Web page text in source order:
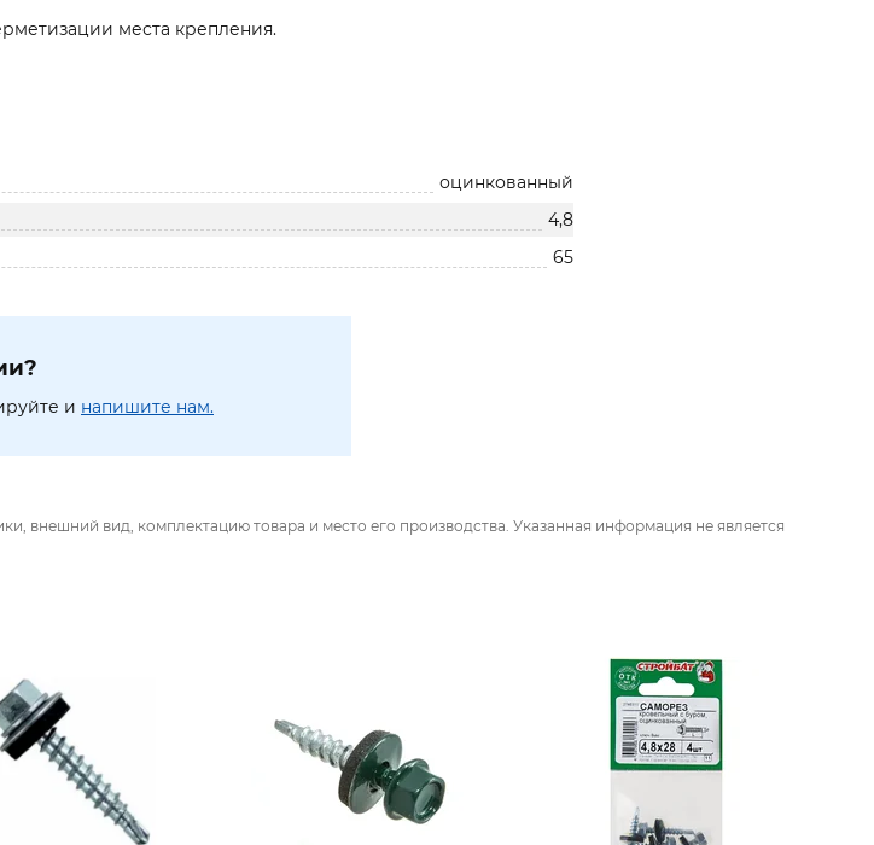
места крепления.
оцинкованный
4,8
65
и напишите нам.
внешний вид, комплектацию товара и место его производства. Указанная информация не является